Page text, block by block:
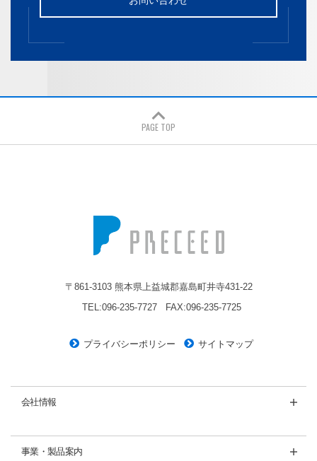
PAGE TOP
〒861-3103 熊本県上益城郡嘉島町井寺431-22
TEL:096-235-7727
FAX:096-235-7725
プライバシーポリシー サイトマップ
会社情報
事業・製品案内